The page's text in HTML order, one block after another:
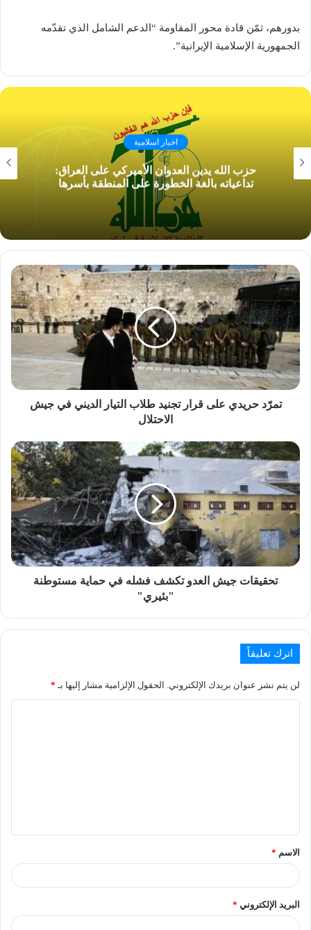
بدورهم، ثمّن قادة محور المقاومة “الدعم الشامل الذي تقدّمه
الجمهورية الإسلامية الإيرانية”.
اخبار اسلامية
حزب الله يدين العدوان الأميركي على العراق:
تداعياته بالغة الخطورة على المنطقة بأسرها
تمرّد حريدي على قرار تجنيد طلاب التيار الديني في جيش
الاحتلال
تحقيقات جيش العدو تكشف فشله في حماية مستوطنة
"بئيري"
اترك تعليقاً
لن يتم نشر عنوان بريدك الإلكتروني. الحقول الإلزامية مشار إليها بـ *
الاسم *
البريد الإلكتروني *